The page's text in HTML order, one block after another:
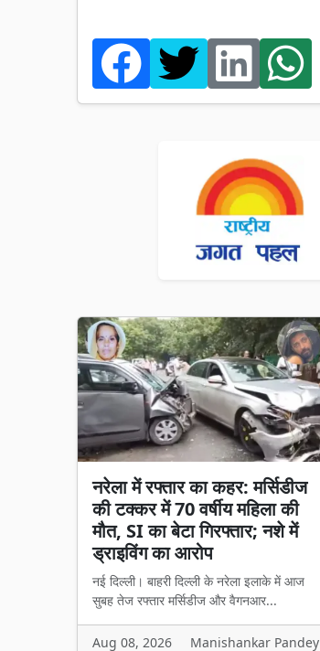
नरेला में रफ्तार का कहर: मर्सिडीज
की टक्कर में 70 वर्षीय महिला की
मौत, SI का बेटा गिरफ्तार; नशे में
ड्राइविंग का आरोप
नई दिल्ली। बाहरी दिल्ली के नरेला इलाके में आज
सुबह तेज रफ्तार मर्सिडीज और वैगनआर...
Aug 08, 2026 Manishankar Pandey